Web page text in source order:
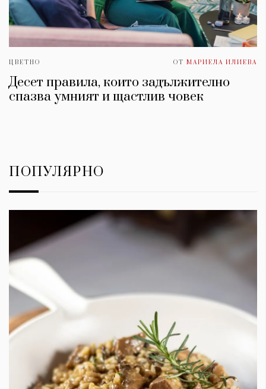
ЦВЕТНО ОТ МАРИЕЛА ИЛИЕВА
Десет правила, които задължително
спазва умният и щастлив човек
ПОПУЛЯРНО